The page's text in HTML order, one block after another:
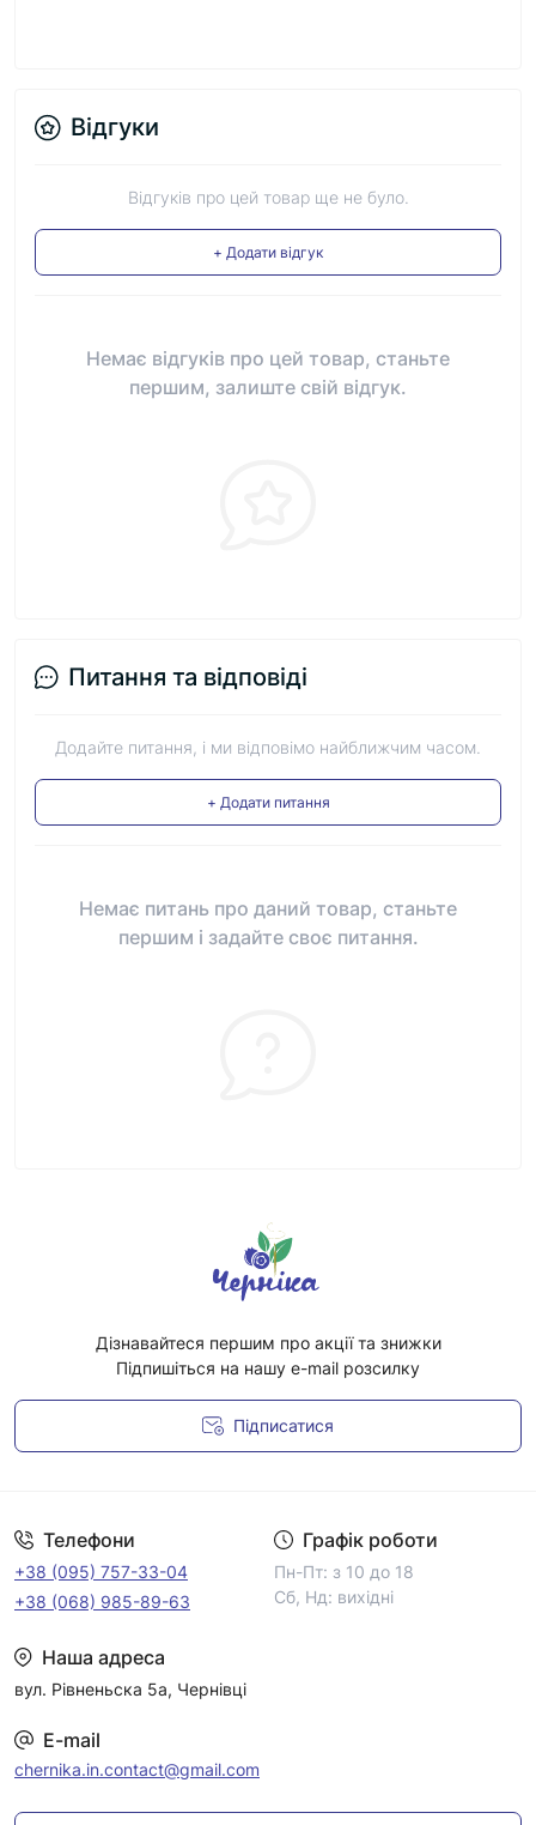
Відгуки
Відгуків про цей товар ще не було.
+ Додати відгук
Немає відгуків про цей товар, станьте
першим, залиште свій відгук.
Питання та відповіді
Додайте питання, і ми відповімо найближчим часом.
+ Додати питання
Немає питань про даний товар, станьте
першим і задайте своє питання.
Дізнавайтеся першим про акції та знижки
Підпишіться на нашу e-mail розсилку
Підписатися
Телефони
+38 (095) 757-33-04
+38 (068) 985-89-63
Графік роботи
Пн-Пт: з 10 до 18
Сб, Нд: вихідні
Наша адреса
вул. Рівненьска 5а, Чернівці
E-mail
chernika.in.contact@gmail.com